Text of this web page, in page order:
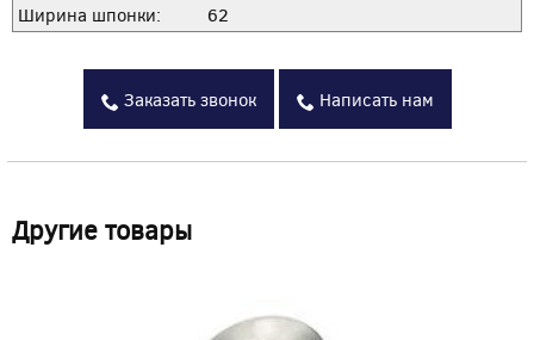
Ширина шпонки:
62
Заказать звонок Написать нам
Другие товары